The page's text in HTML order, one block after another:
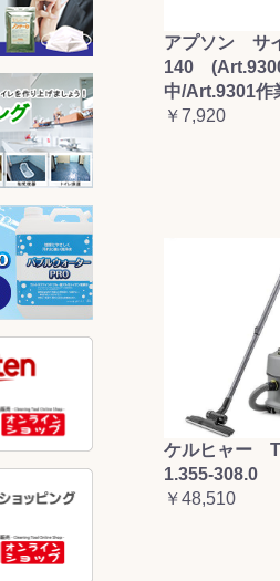
アプソン サ
140
中/Art.9301作
￥7,920
ケルヒャー
1.355-308.0
￥48,510